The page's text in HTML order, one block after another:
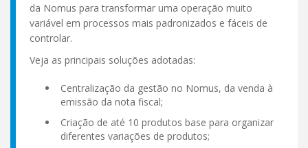
da Nomus para transformar uma operação muito
variável em processos mais padronizados e fáceis de
controlar.
Veja as principais soluções adotadas:
Centralização da gestão no Nomus, da venda à
emissão da nota fiscal;
Criação de até 10 produtos base para organizar
diferentes variações de produtos;